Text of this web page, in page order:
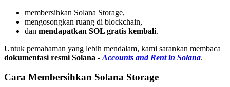
membersihkan Solana Storage,
mengosongkan ruang di blockchain,
dan mendapatkan SOL gratis kembali.
Untuk pemahaman yang lebih mendalam, kami sarankan membaca
dokumentasi resmi Solana - Accounts and Rent in Solana.
Cara Membersihkan Solana Storage